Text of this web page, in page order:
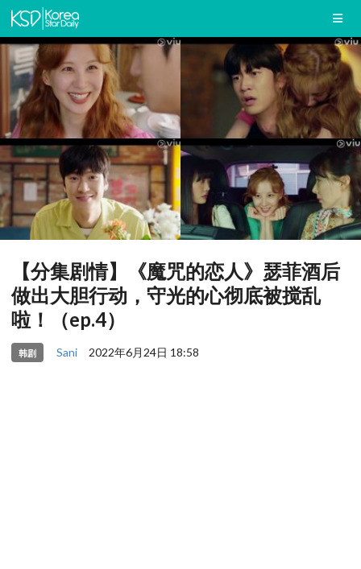
【分集剧情】《魔咒的恋人》瑟菲酒后
做出大胆行动，守光的心彻底被搅乱
啦！（ep.4）
韩剧 Sani 2022年6月24日 18:58